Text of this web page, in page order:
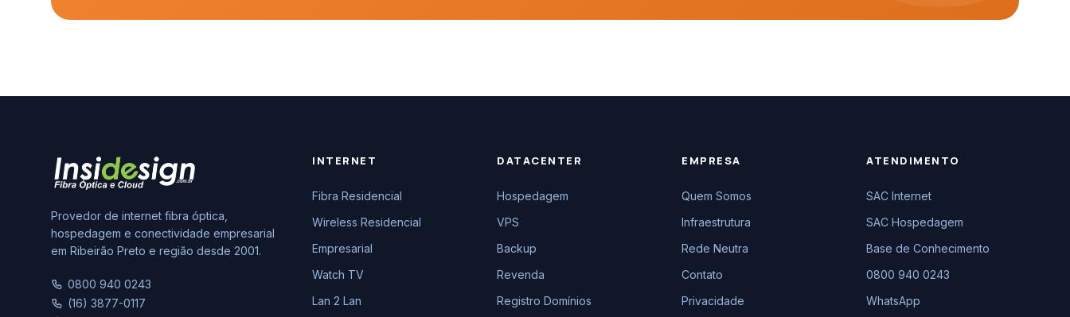
Provedor de internet fibra óptica,
hospedagem e conectividade empresarial
em Ribeirão Preto e região desde 2001.
0800 940 0243
(16) 3877-0117
INTERNET
Fibra Residencial
Wireless Residencial
Empresarial
Watch TV
Lan 2 Lan
DATACENTER
Hospedagem
VPS
Backup
Revenda
Registro Domínios
EMPRESA
Quem Somos
Infraestrutura
Rede Neutra
Contato
Privacidade
ATENDIMENTO
SAC Internet
SAC Hospedagem
Base de Conhecimento
0800 940 0243
WhatsApp